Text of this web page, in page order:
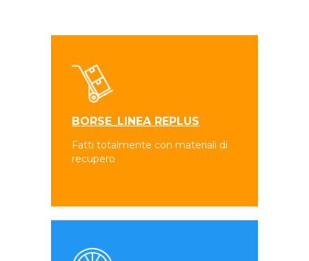
BORSE_LINEA REPLUS
Fatti totalmente con materiali di
recupero